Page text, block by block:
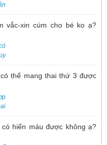
5
vắc-xin cúm cho bé ko ạ?
thể mang thai thứ 3 được
hiến máu được không ạ?